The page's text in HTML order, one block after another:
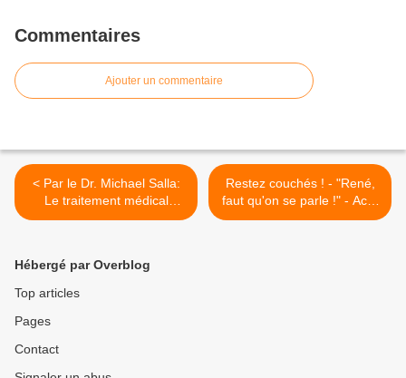
Commentaires
Ajouter un commentaire
< Par le Dr. Michael Salla:
Le traitement médical
choquant de JP dans 1
12/02/2025.
Restez couchés ! - "René,
faut qu'on se parle !" - Acte
IV : Le moderne, il fignole
Hébergé par Overblog
Top articles
Pages
Contact